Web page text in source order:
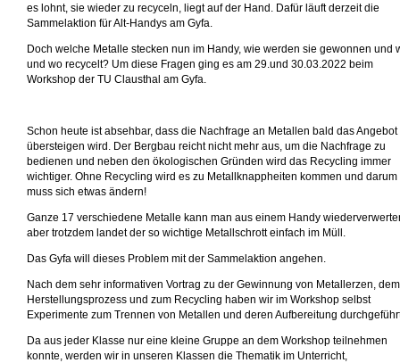
es lohnt, sie wieder zu recyceln, liegt auf der Hand. Dafür läuft derzeit die
Sammelaktion für Alt-Handys am Gyfa.
Doch welche Metalle stecken nun im Handy, wie werden sie gewonnen und
und wo recycelt? Um diese Fragen ging es am 29.und 30.03.2022 beim
Workshop der TU Clausthal am Gyfa.
Schon heute ist absehbar, dass die Nachfrage an Metallen bald das Angebot
übersteigen wird. Der Bergbau reicht nicht mehr aus, um die Nachfrage zu
bedienen und neben den ökologischen Gründen wird das Recycling immer
wichtiger. Ohne Recycling wird es zu Metallknappheiten kommen und darum
muss sich etwas ändern!
Ganze 17 verschiedene Metalle kann man aus einem Handy
aber trotzdem landet der so wichtige Metallschrott einfach im Müll.
Das Gyfa will dieses Problem mit der Sammelaktion angehen.
Nach dem sehr informativen Vortrag zu der Gewinnung von Metallerzen, dem
Herstellungsprozess und zum Recycling haben wir im Workshop selbst
Experimente zum Trennen von Metallen und deren Aufbereitung
Da aus jeder Klasse nur eine kleine Gruppe an dem Workshop teilnehmen
konnte, werden wir in unseren Klassen die Thematik im Unterricht,